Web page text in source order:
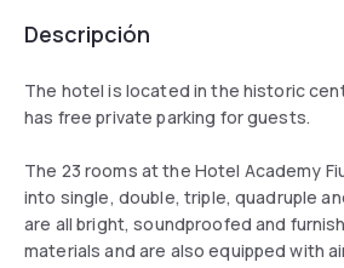
Descripción
The hotel is located in the historic
has free private parking for guests.
The 23 rooms at the Hotel Academy
into single, double, triple, quadruple
are all bright, soundproofed and
materials and are also equipped with